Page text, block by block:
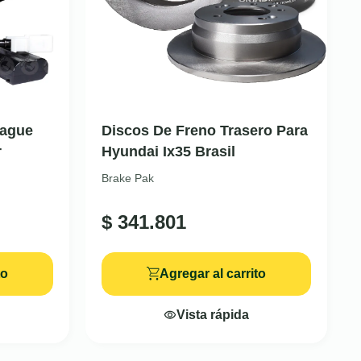
Discos De Freno Trasero Para
Hyundai Ix35 Brasil
Brake Pak
$ 341.801
Agregar al carrito
Vista rápida